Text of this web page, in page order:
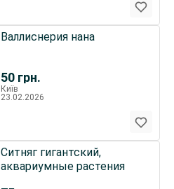
50 грн.
Валлиснерия нана
Київ
23.02.2026
Ситняг гигантский,
аквариумные растения